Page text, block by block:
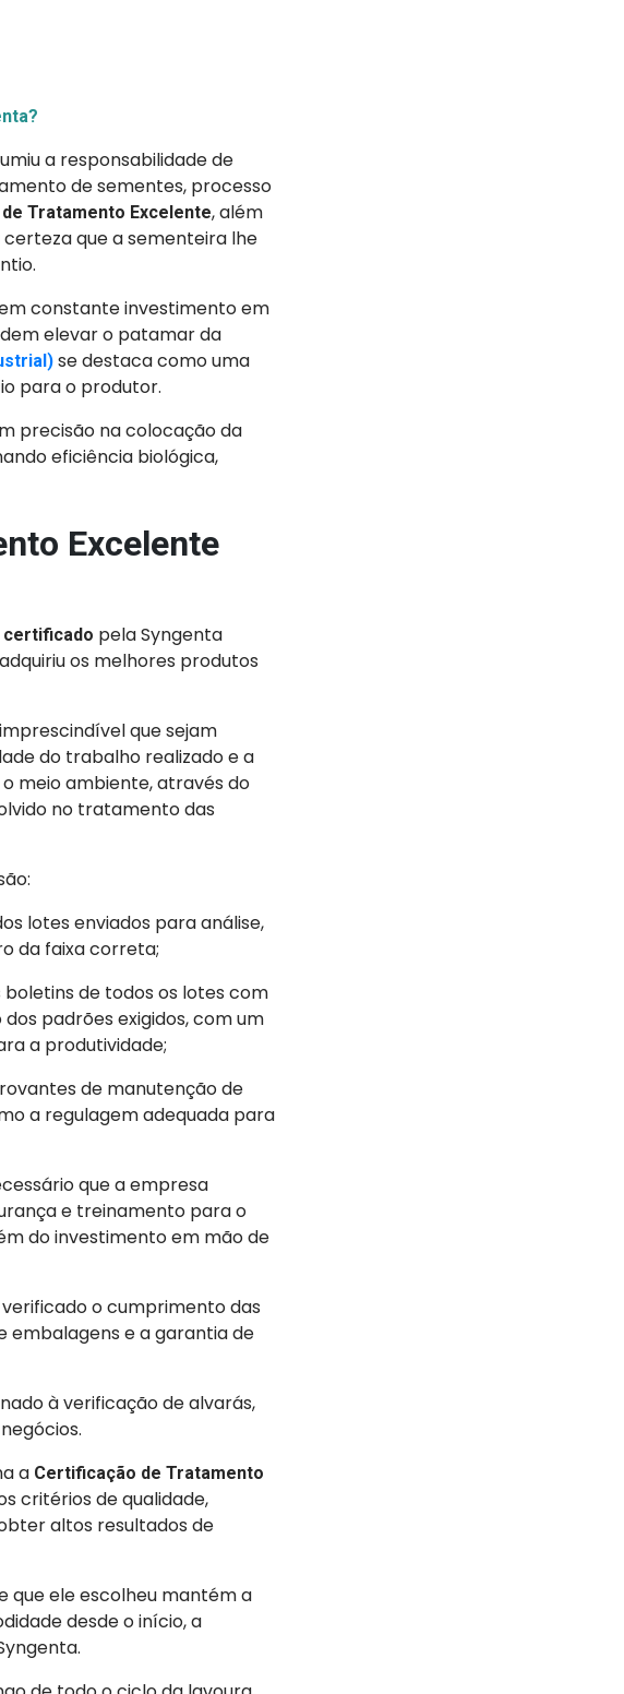
a responsabilidade de
de sementes, processo
Tratamento Excelente, além
que a sementeira lhe
constante investimento em
elevar o patamar da
se destaca como uma
para o produtor.
precisão na colocação da
eficiência biológica,
Excelente
pela Syngenta
os melhores produtos
que sejam
do trabalho realizado e a
meio ambiente, através do
no tratamento das
lotes enviados para análise,
da faixa correta;
de todos os lotes com
padrões exigidos, com um
a produtividade;
de manutenção de
a regulagem adequada para
que a empresa
e treinamento para o
do investimento em mão de
o cumprimento das
embalagens e a garantia de
à verificação de alvarás,
a Certificação de Tratamento
critérios de qualidade,
altos resultados de
que ele escolheu mantém a
desde o início, a